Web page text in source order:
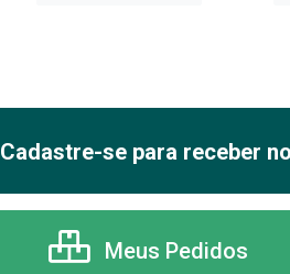
Cadastre-se para receber
Meus Pedidos